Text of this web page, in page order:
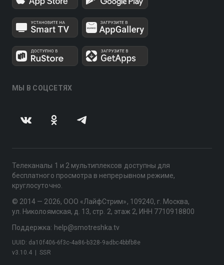
МЫ В СОЦСЕТЯХ
Телеканалы 1 и 2 мультиплексов доступны для
бесплатного просмотра в непрерывном режиме,
круглосуточно.
© 2014 — 2026, ООО «ЛайфСтрим», 109240, г. Москва,
ул. Николоямская, д. 13, стр. 2, этаж 2, ИНН 7710918800
Поддержка: help@smotreshka.tv
v3.10.4 SSR
UUID: da10f406-6f3c-4a86-b328-9adbc4bbfb8e